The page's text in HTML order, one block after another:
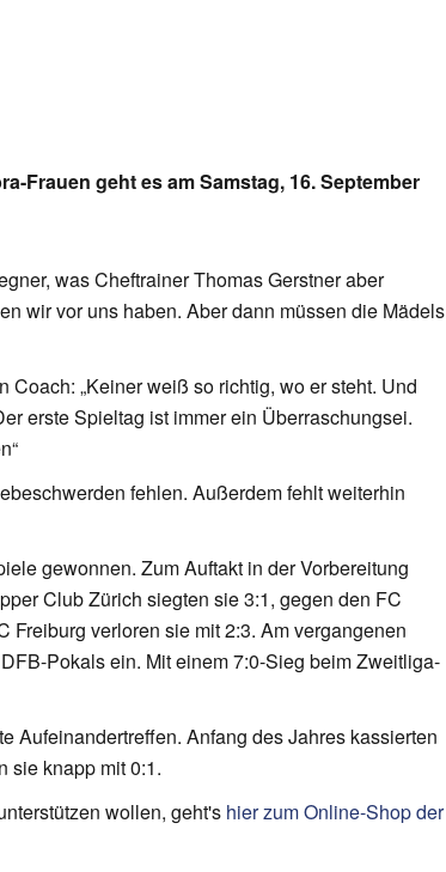
Frauen geht es am Samstag, 16. September
was Cheftrainer Thomas Gerstner aber
wir vor uns haben. Aber dann müssen die Mädels
„Keiner weiß so richtig, wo er steht. Und
erste Spieltag ist immer ein Überraschungsei.
fehlen. Außerdem fehlt weiterhin
gewonnen. Zum Auftakt in der Vorbereitung
Club Zürich siegten sie 3:1, gegen den FC
Freiburg verloren sie mit 2:3. Am vergangenen
Pokals ein. Mit einem 7:0-Sieg beim Zweitliga-
Aufeinandertreffen. Anfang des Jahres kassierten
sie knapp mit 0:1.
wollen, geht's hier zum Online-Shop der